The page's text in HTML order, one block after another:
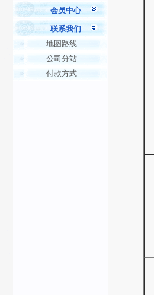
会员中心
联系我们
地图路线
公司分站
付款方式